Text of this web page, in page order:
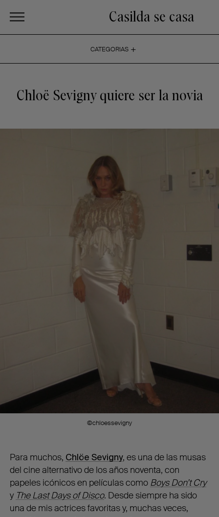
Casilda se casa
CATEGORIAS +
Chloë Sevigny quiere ser la novia
©chloessevigny
Para muchos, Chlöe Sevigny, es una de las musas
del cine alternativo de los años noventa, con
papeles icónicos en películas como Boys Don’t Cry
y The Last Days of Disco. Desde siempre ha sido
una de mis actrices favoritas y, muchas veces,